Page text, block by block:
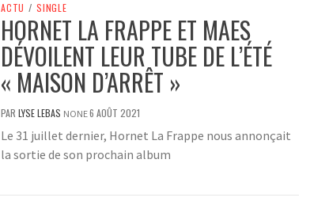
ACTU / SINGLE
HORNET LA FRAPPE ET MAES
DÉVOILENT LEUR TUBE DE L’ÉTÉ
« MAISON D’ARRÊT »
PAR LYSE LEBAS NONE6 AOÛT 2021
Le 31 juillet dernier, Hornet La Frappe nous annonçait
la sortie de son prochain album